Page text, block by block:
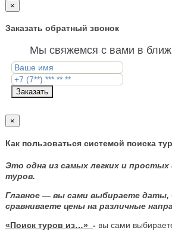
×
Заказать обратный звонок
Мы свяжемся с вами в
Заказать
×
Как пользоваться системой поиска
Это одна из самых легких и простых
туров.
Главное — вы сами выбираете даты,
сравниваете цены на различные
«Поиск туров из…» - вы сами